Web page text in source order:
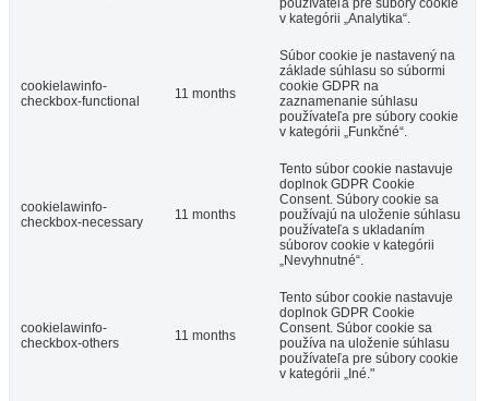
v kategórii „Analytika“.
cookielawinfo-
checkbox-functional
11 months
Súbor cookie je nastavený na
základe súhlasu so súbormi
cookie GDPR na
zaznamenanie súhlasu
používateľa pre súbory cookie
v kategórii „Funkčné“.
cookielawinfo-
checkbox-necessary
11 months
Tento súbor cookie nastavuje
doplnok GDPR Cookie
Consent. Súbory cookie sa
používajú na uloženie súhlasu
používateľa s ukladaním
súborov cookie v kategórii
„Nevyhnutné“.
cookielawinfo-
checkbox-others
11 months
Tento súbor cookie nastavuje
doplnok GDPR Cookie
Consent. Súbor cookie sa
používa na uloženie súhlasu
používateľa pre súbory cookie
v kategórii „Iné."